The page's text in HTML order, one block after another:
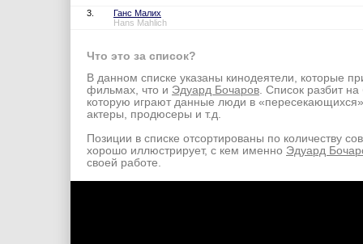
3.
Ганс Малих
Hans Mahlich
Что это за список?
В данном списке указаны кинодеятели, которые
фильмах, что и Эдуард Бочаров. Список разбит на
которую играют данные люди в
актеры, продюсеры и т.д.
Позиции в списке отсортированы по количеству
хорошо иллюстрирует, с кем именно Эдуард
своей работе.